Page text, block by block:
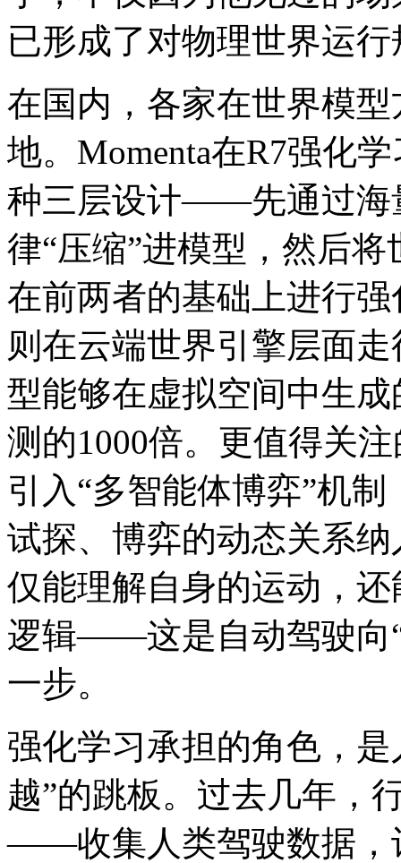
已形成了对物理世界运
在国内，各家在世界模
地。Momenta在R7强化
种三层设计——先通过海
律“压缩”进模型，然后
在前两者的基础上进行
则在云端世界引擎层面
型能够在虚拟空间中生
测的1000倍。更值得关
引入“多智能体博弈”机
试探、博弈的动态关系
仅能理解自身的运动，
逻辑——这是自动驾驶向
一步。
强化学习承担的角色，
越”的跳板。过去几年，
——收集人类驾驶数据，